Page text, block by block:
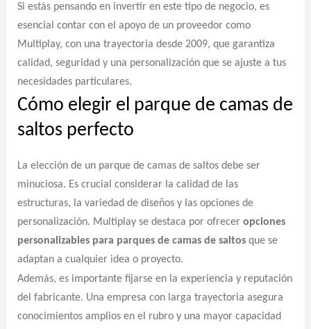
Si estás pensando en invertir en este tipo de negocio, es
esencial contar con el apoyo de un proveedor como
Multiplay, con una trayectoria desde 2009, que garantiza
calidad, seguridad y una personalización que se ajuste a tus
necesidades particulares.
Cómo elegir el parque de camas de
saltos perfecto
La elección de un parque de camas de saltos debe ser
minuciosa. Es crucial considerar la calidad de las
estructuras, la variedad de diseños y las opciones de
personalización. Multiplay se destaca por ofrecer opciones
personalizables para parques de camas de saltosque se
adaptan a cualquier idea o proyecto.
Además, es importante fijarse en la experiencia y reputación
del fabricante. Una empresa con larga trayectoria asegura
conocimientos amplios en el rubro y una mayor capacidad